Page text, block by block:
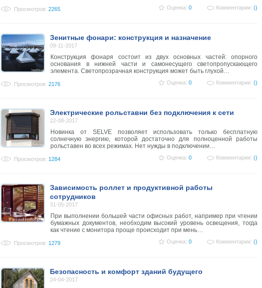
Просмотров: 2265 Оценка: 0 Комментарии: ()
Зенитные фонари: конструкция и назначение
09-11-2017
Конструкция фонаря состоит из двух основных частей: опорного
основания в нижней части и самонесущего светопропускающего
элемента. Светопрозрачная конструкция может быть глухой…
Просмотров: 2176 Оценка: 0 Комментарии: ()
Электрические рольставни без подключения к сети
22-08-2017
Новинка от SELVE позволяет использовать только бесплатную
солнечную энергию, которой достаточно для полноценной работы
рольставен во всех режимах. Нет нужды в подключении…
Просмотров: 1284 Оценка: 0 Комментарии: ()
Зависимость роллет и продуктивной работы
сотрудников
31-05-2017
При выполнении большей части офисных работ, например при чтении
бумажных документов, необходим высокий уровень освещения, тогда
как чтение с монитора проще происходит при мень…
Просмотров: 1279 Оценка: 0 Комментарии: ()
Безопасность и комфорт зданий будущего
24-04-2017